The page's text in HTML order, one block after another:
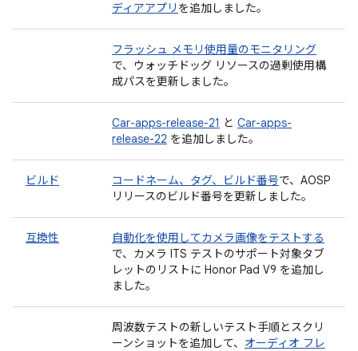
ディアアプリ を追加しました。
フラッシュ メモリ使用量のモニタリング
で、ウォッチドッグ リソースの過剰使用構
成パスを更新しました。
Car-apps-release-21 と Car-apps-
release-22 を追加しました。
ビルド コードネーム、タグ、ビルド番号で、AOSP
リリースのビルド番号を更新しました。
互換性
自動化を使用してカメラ画像をテストする
で、カメラ ITS テストのサポート対象タブ
レットのリストに Honor Pad V9 を追加し
ました。
周波数テストの新しいテスト手順とスクリ
ーンショットを追加して、 オーディオ フレ